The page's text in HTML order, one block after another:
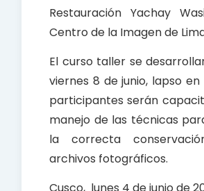
Restauración Yachay
Centro de la Imagen de
El curso taller se
viernes 8 de junio, lapso en
participantes serán
manejo de las técnicas
la correcta
archivos fotográficos.
Cusco, lunes 4 de junio de